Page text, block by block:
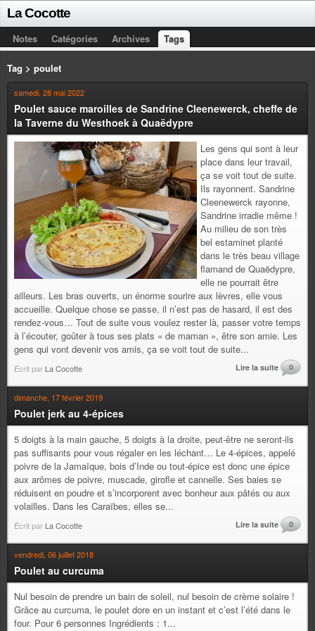
La Cocotte
Notes Catégories Archives Tags
Tag > poulet
samedi, 28 mai 2022
Poulet sauce maroilles de Sandrine Cleenewerck, cheffe de
la Taverne du Westhoek à Quaëdypre
Les gens qui sont à leur
place dans leur travail,
ça se voit tout de suite.
Ils rayonnent. Sandrine
Cleenewerck rayonne,
Sandrine irradie même !
Au milieu de son très
bel estaminet planté
dans le très beau village
flamand de Quaëdypre,
elle ne pourrait être
ailleurs. Les bras ouverts, un énorme sourire aux lèvres, elle vous
accueille. Quelque chose se passe, il n’est pas de hasard, il est des
rendez-vous… Tout de suite vous voulez rester là, passer votre temps
à l’écouter, goûter à tous ses plats « de maman », être son amie. Les
gens qui vont devenir vos amis, ça se voit tout de suite...
Écrit par La Cocotte Lire la suite 0
dimanche, 17 février 2019
Poulet jerk au 4-épices
5 doigts à la main gauche, 5 doigts à la droite, peut-être ne seront-ils
pas suffisants pour vous régaler en les léchant… Le 4-épices, appelé
poivre de la Jamaïque, bois d’Inde ou tout-épice est donc une épice
aux arômes de poivre, muscade, girofle et cannelle. Ses baies se
réduisent en poudre et s’incorporent avec bonheur aux pâtés ou aux
volailles. Dans les Caraïbes, elles se...
Écrit par La Cocotte Lire la suite 0
vendredi, 06 juillet 2018
Poulet au curcuma
Nul besoin de prendre un bain de soleil, nul besoin de crème solaire !
Grâce au curcuma, le poulet dore en un instant et c’est l’été dans le
four. Pour 6 personnes Ingrédients : 1...